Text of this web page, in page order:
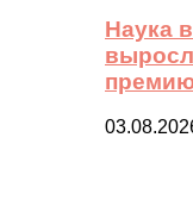
Наука